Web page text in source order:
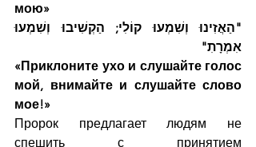
мою»
"הַאֲזִינוּ וְשִׁמְעוּ קוֹלִי; הַקְשִׁיבוּ וְשִׁמְעוּ
אִמְרָתִ"
«Приклоните ухо и слушайте голос
мой, внимайте и слушайте слово
мое!»
Пророк предлагает людям не
спешить с принятием